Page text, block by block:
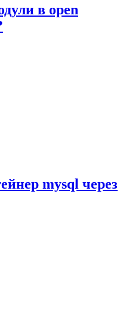
в open
mysql через